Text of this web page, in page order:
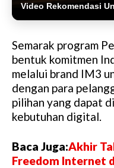
Video Rekomendasi
Semarak program
bentuk komitmen
melalui brand IM3
dengan para
pilihan yang dapat
kebutuhan digital.
Baca Juga:Akhir
Freedom Internet